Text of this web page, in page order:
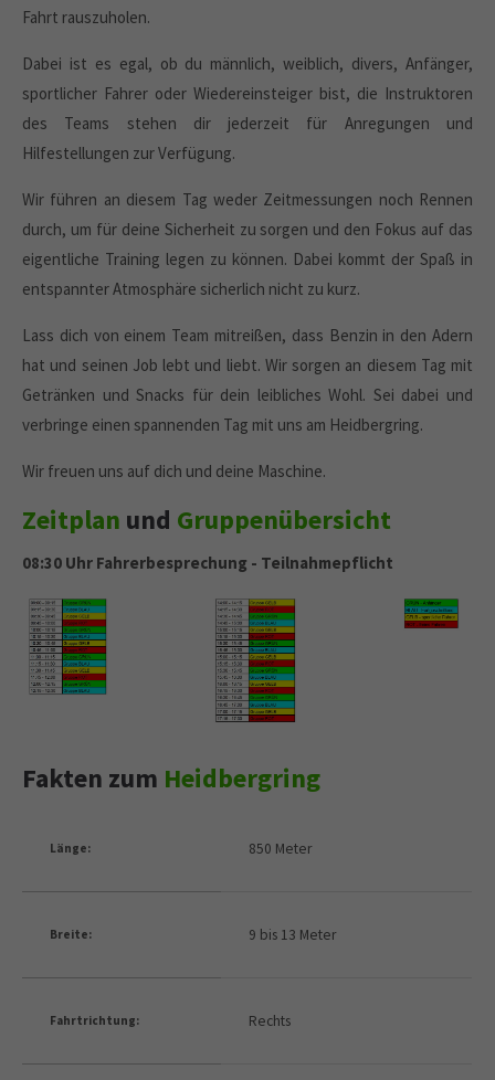
Fahrt rauszuholen.
Dabei ist es egal, ob du männlich, weiblich, divers, Anfänger,
sportlicher Fahrer oder Wiedereinsteiger bist, die Instruktoren
des Teams stehen dir jederzeit für Anregungen und
Hilfestellungen zur Verfügung.
Wir führen an diesem Tag weder Zeitmessungen noch Rennen
durch, um für deine Sicherheit zu sorgen und den Fokus auf das
eigentliche Training legen zu können. Dabei kommt der Spaß in
entspannter Atmosphäre sicherlich nicht zu kurz.
Lass dich von einem Team mitreißen, dass Benzin in den Adern
hat und seinen Job lebt und liebt. Wir sorgen an diesem Tag mit
Getränken und Snacks für dein leibliches Wohl. Sei dabei und
verbringe einen spannenden Tag mit uns am Heidbergring.
Wir freuen uns auf dich und deine Maschine.
Zeitplan und Gruppenübersicht
08:30 Uhr Fahrerbesprechung - Teilnahmepflicht
Fakten zum Heidbergring
Länge: 850 Meter
Breite: 9 bis 13 Meter
Fahrtrichtung: Rechts